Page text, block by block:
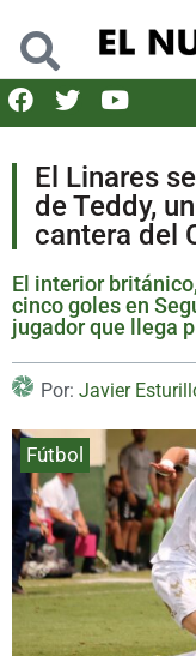
El Linares
de Teddy,
cantera del
El interior
cinco goles en
jugador que llega
Por: Javier
Fútbol